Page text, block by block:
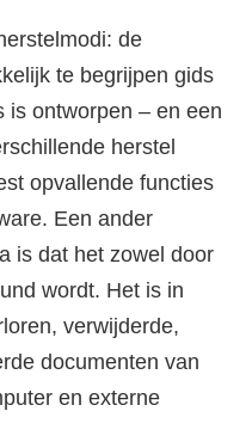
de
te begrijpen gids
is ontworpen – en een
herstel
opvallende functies
Een ander
is dat het zowel door
wordt. Het is in
verwijderde,
documenten van
en externe